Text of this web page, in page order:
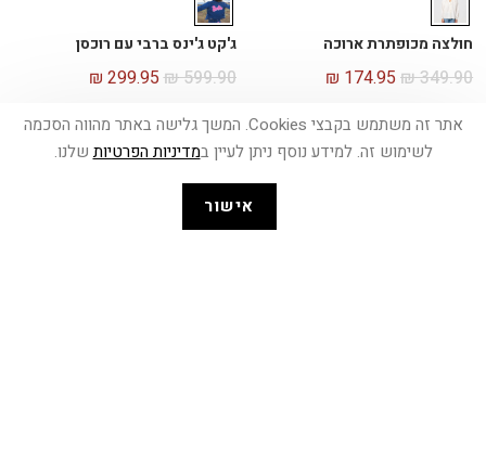
חולצה מכופתרת ארוכה
₪349.90
₪ 174.95
ג'קט ג'ינס ברבי עם רוכסן
₪599.90
₪ 299.95
אתר זה משתמש בקבצי Cookies. המשך גלישה באתר מהווה הסכמה
לשימוש זה. למידע נוסף ניתן לעיין במדיניות הפרטיות שלנו.
אישור